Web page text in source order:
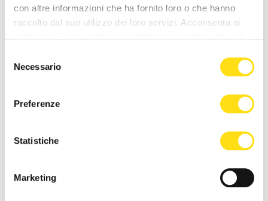
con altre informazioni che ha fornito loro o che hanno
raccolto dal suo utilizzo dei loro servizi. Acconsenta ai
delNecessario
Preferenze
Statistiche
Marketing
Le attività di gennaio nei